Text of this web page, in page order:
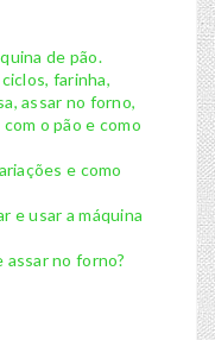
de pão.
farinha,
assar no forno,
o pão e como
e como
e usar a máquina
assar no forno?